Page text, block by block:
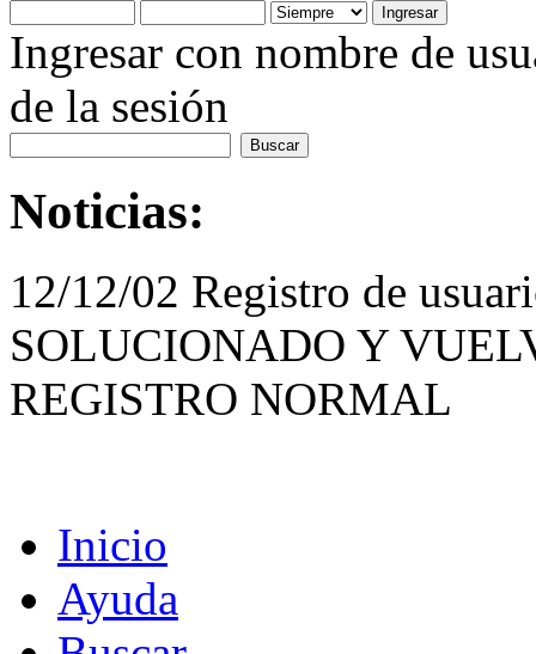
Ingresar con nombre de
de la sesión
Noticias:
12/12/02 Registro de
SOLUCIONADO Y
REGISTRO NORMAL
Inicio
Ayuda